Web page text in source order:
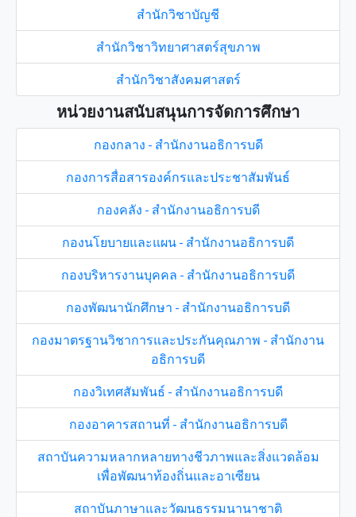
สำนักวิชาบัญชี
สำนักวิชาวิทยาศาสตร์สุขภาพ
สำนักวิชาสังคมศาสตร์
หน่วยงานสนับสนุนการจัดการศึกษา
กองกลาง - สำนักงานอธิการบดี
กองการสื่อสารองค์กรและประชาสัมพันธ์
กองคลัง - สำนักงานอธิการบดี
กองนโยบายและแผน - สำนักงานอธิการบดี
กองบริหารงานบุคคล - สำนักงานอธิการบดี
กองพัฒนานักศึกษา - สำนักงานอธิการบดี
กองมาตรฐานวิชาการและประกันคุณภาพ - สำนักงาน
อธิการบดี
กองวิเทศสัมพันธ์ - สำนักงานอธิการบดี
กองอาคารสถานที่ - สำนักงานอธิการบดี
สถาบันความหลากหลายทางชีวภาพและสิ่งแวดล้อม
เพื่อพัฒนาท้องถิ่นและอาเซียน
สถาบันภาษาและวัฒนธรรมนานาชาติ